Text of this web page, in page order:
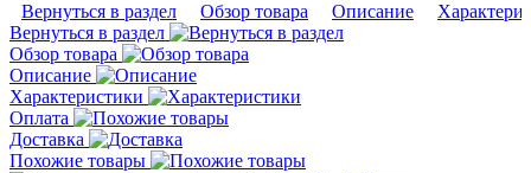
Вернуться в раздел Обзор товара Описание
Вернуться в раздел
Обзор товара
Описание
Характеристики
Оплата
Доставка
Похожие товары